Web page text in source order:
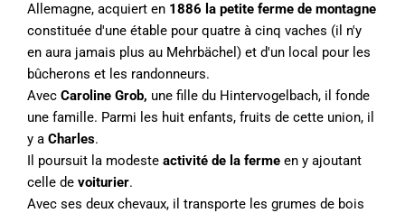
Allemagne, acquiert en 1886 la petite ferme de montagne
constituée d'une étable pour quatre à cinq vaches (il n'y
en aura jamais plus au Mehrbächel) et d'un local pour les
bûcherons et les randonneurs.
Avec Caroline Grob, une fille du Hintervogelbach, il fonde
une famille. Parmi les huit enfants, fruits de cette union, il
y a Charles.
Il poursuit la modeste activité de la ferme en y ajoutant
celle de voiturier.
Avec ses deux chevaux, il transporte les grumes de bois